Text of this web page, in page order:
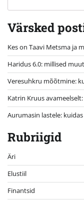
Värsked
Kes on Taavi Metsma ja
Haridus 6.0: millised
Veresuhkru mõõtmine:
Katrin Kruus
Aurumasin lastele:
Rubriigid
Äri
Elustiil
Finantsid